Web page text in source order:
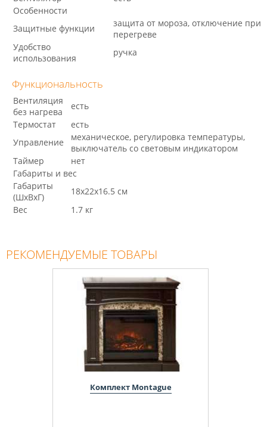
Особенности
Защитные функции
защита от мороза, отключение при
перегреве
Удобство
использования
ручка
Функциональность
Вентиляция
без нагрева
есть
Термостат
есть
Управление
механическое, регулировка температуры,
выключатель со световым индикатором
Таймер
нет
Габариты и вес
Габариты
(ШхВхГ)
18x22x16.5 см
Вес
1.7 кг
РЕКОМЕНДУЕМЫЕ ТОВАРЫ
Комплект Montague